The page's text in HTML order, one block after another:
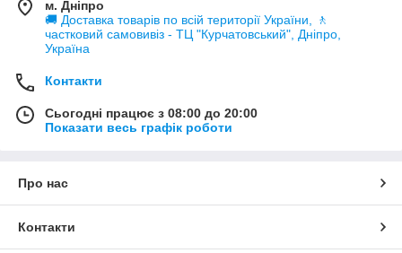
м. Дніпро
🚚 Доставка товарів по всій території України, 🚶
частковий самовивіз - ТЦ "Курчатовський", Дніпро,
Україна
Контакти
Сьогодні працює з 08:00 до 20:00
Показати весь графік роботи
Про нас
Контакти